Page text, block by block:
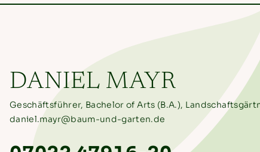
DANIEL MAYR
Geschäftsführer, Bachelor of Arts (B.A.),
daniel.mayr@baum-und-garten.de